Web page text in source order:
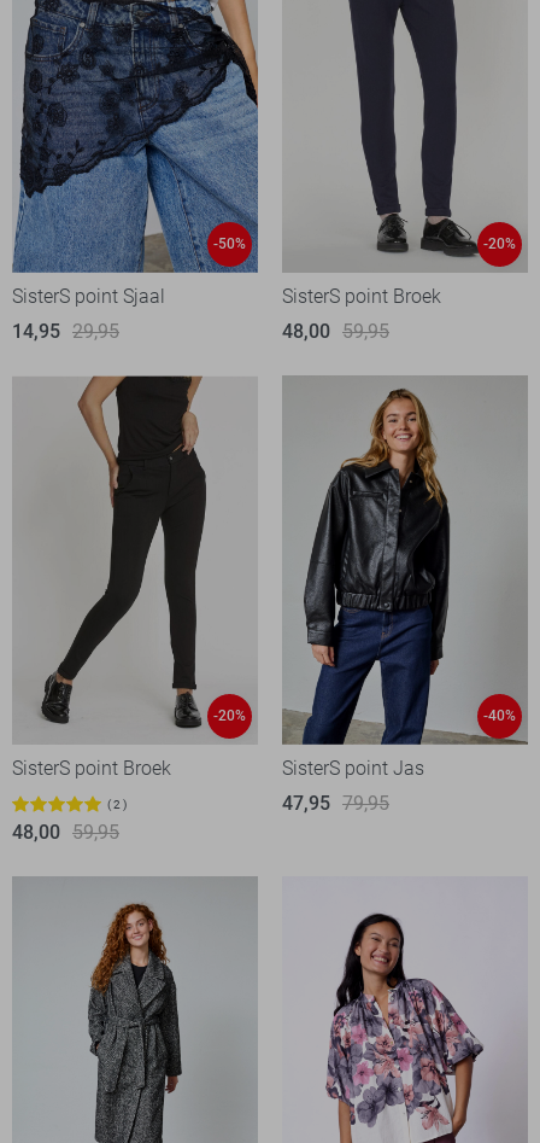
-50%
SisterS point Sjaal
14,95 29,95
-20%
SisterS point Broek
48,00 59,95
-20%
SisterS point Broek
2
48,00 59,95
-40%
SisterS point Jas
47,95 79,95